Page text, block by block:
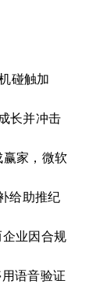
碰触加
长并冲击
赢家，微软
给助推纪
业因合规
语音验证